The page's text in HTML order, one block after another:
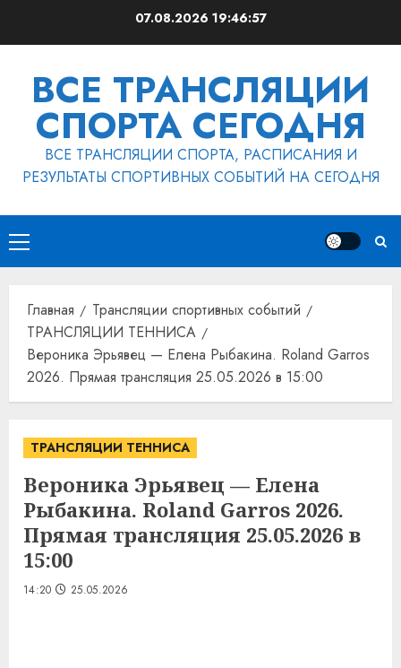
07.08.2026 19:46:58
ВСЕ ТРАНСЛЯЦИИ
СПОРТА СЕГОДНЯ
ВСЕ ТРАНСЛЯЦИИ СПОРТА, РАСПИСАНИЯ И
РЕЗУЛЬТАТЫ СПОРТИВНЫХ СОБЫТИЙ НА СЕГОДНЯ
Основное
меню
Главная
Трансляции спортивных событий
ТРАНСЛЯЦИИ ТЕННИСА
Вероника Эрьявец — Елена Рыбакина. Roland Garros
2026. Прямая трансляция 25.05.2026 в 15:00
ТРАНСЛЯЦИИ ТЕННИСА
Вероника Эрьявец — Елена
Рыбакина. Roland Garros 2026.
Прямая трансляция 25.05.2026 в
15:00
14:20 25.05.2026